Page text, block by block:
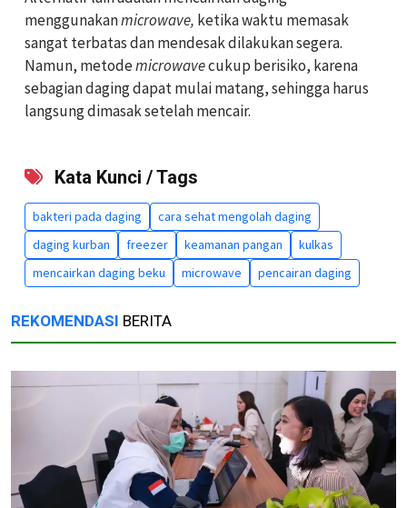
menggunakanmicrowave, ketika waktu memasak
sangat terbatas dan mendesak dilakukan segera.
Namun, metodemicrowavecukup berisiko, karena
sebagian daging dapat mulai matang, sehingga harus
langsung dimasak setelah mencair.
Kata Kunci / Tags
bakteri pada daging
cara sehat mengolah daging
daging kurban
freezer keamanan pangan
kulkas
mencairkan daging beku
microwave pencairan daging
REKOMENDASI BERITA